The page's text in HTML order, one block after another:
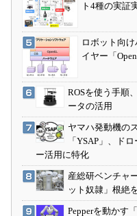
ト4種の実証
ロボット向
イヤー「
ROSを使う手順
ータの活用
ヤマハ発動機の
「YSAP」、ド
ー活用に特化
産総研ベンチャ
ット奴隷」根絶
Pepperを動かす